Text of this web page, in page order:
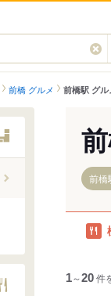
前橋 グルメ 前橋駅 グル
前橋
1～20件